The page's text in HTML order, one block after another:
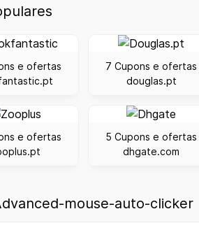
e ofertas
7 Cupons e ofertas
douglas.pt
e ofertas
5 Cupons e ofertas
dhgate.com
mouse-auto-clicker